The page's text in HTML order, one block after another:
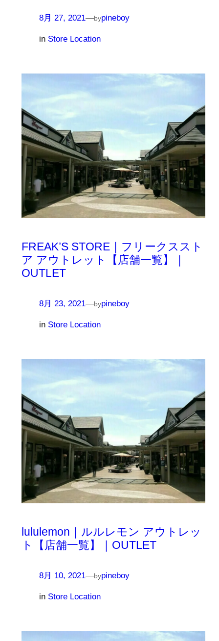
8月 27, 2021—bypineboy
in Store Location
FREAK’S STORE｜フリークススト
ア アウトレット【店舗一覧】｜
OUTLET
8月 23, 2021—bypineboy
in Store Location
lululemon｜ルルレモン アウトレッ
ト【店舗一覧】｜OUTLET
8月 10, 2021—bypineboy
in Store Location